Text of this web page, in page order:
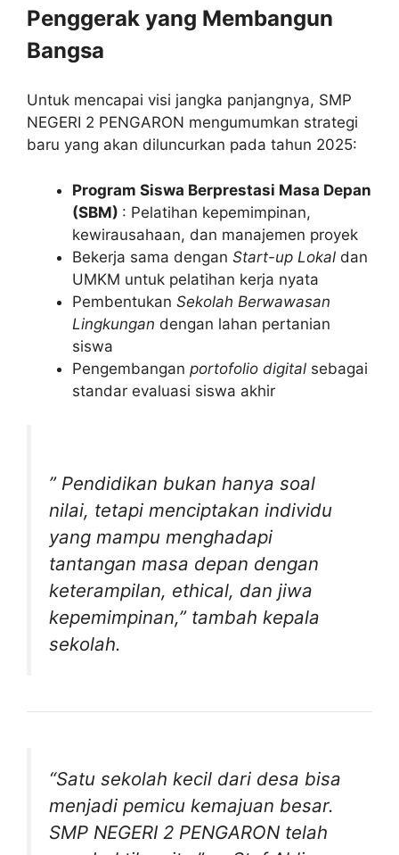
Penggerak yang Membangun
Bangsa
Untuk mencapai visi jangka panjangnya, SMP
NEGERI 2 PENGARON mengumumkan strategi
baru yang akan diluncurkan pada tahun 2025:
Program Siswa Berprestasi Masa Depan
(SBM) : Pelatihan kepemimpinan,
kewirausahaan, dan manajemen proyek
Bekerja sama dengan Start-up Lokal dan
UMKM untuk pelatihan kerja nyata
Pembentukan Sekolah Berwawasan
Lingkungan dengan lahan pertanian
siswa
Pengembangan portofolio digital sebagai
standar evaluasi siswa akhir
” Pendidikan bukan hanya soal
nilai, tetapi menciptakan individu
yang mampu menghadapi
tantangan masa depan dengan
keterampilan, ethical, dan jiwa
kepemimpinan,” tambah kepala
sekolah.
“Satu sekolah kecil dari desa bisa
menjadi pemicu kemajuan besar.
SMP NEGERI 2 PENGARON telah